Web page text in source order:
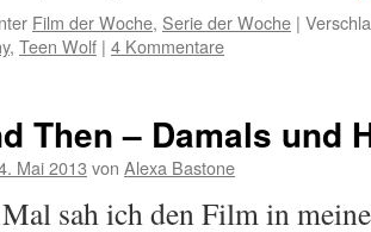
Film der Woche, Serie der Woche |
, Teen Wolf | 4 Kommentare
Then – Damals und
Mai 2013 von Alexa Bastone
sah ich den Film in